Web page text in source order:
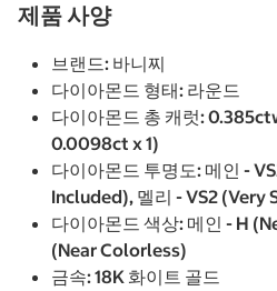
제품 사양
브랜드: 바니찌
다이아몬드 형태: 라운드
다이아몬드 총 캐럿:
0.0098ct x 1)
다이아몬드 투명도: 메인 -
Included), 멜리 - VS2
다이아몬드 색상: 메인 - H
(Near Colorless)
금속: 18K 화이트 골드